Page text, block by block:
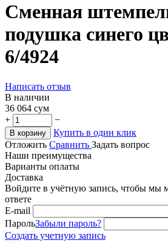
Сменная
подушка синего
6/4924
Написать отзыв
В наличии
36 064 сум
+
−
В корзину
Купить в один клик
Отложить Сравнить Задать вопрос
Наши преимущества
Варианты оплаты
Доставка
Войдите в учётную запись, чтобы мы
ответе
E-mail
ПарольЗабыли пароль?
Создать учетную запись